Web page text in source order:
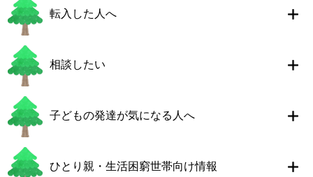
転入した人へ
相談したい
子どもの発達が気になる人へ
ひとり親・生活困窮世帯向け情報